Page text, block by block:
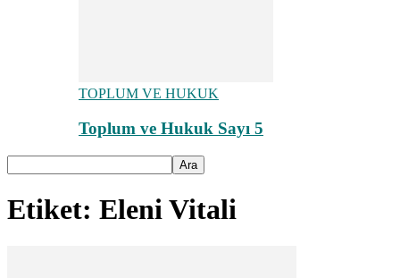
TOPLUM VE HUKUK
Toplum ve Hukuk Sayı 5
Etiket: Eleni Vitali